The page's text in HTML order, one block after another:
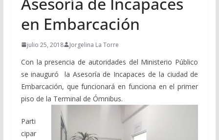
en Embarcación
julio 25, 2018 Jorgelina La Torre
Con la presencia de autoridades del Ministerio Público
se inauguró la Asesoría de Incapaces de la ciudad de
Embarcación, que funcionará en funciona en el primer
piso de la Terminal de Ómnibus.
Parti
cipar